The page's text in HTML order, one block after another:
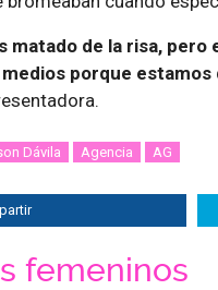
matado de la risa,
porque estamos
Dávila Agencia AG
femeninos